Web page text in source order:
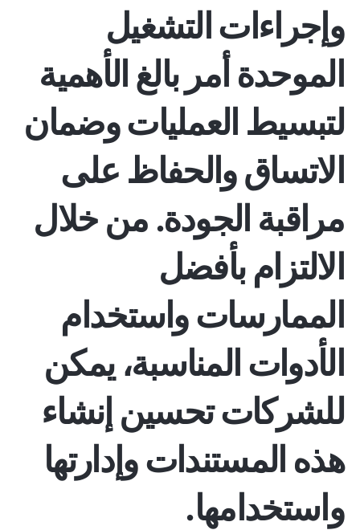
وإجراءات التشغيل
الموحدة أمر بالغ الأهمية
لتبسيط العمليات وضمان
الاتساق والحفاظ على
مراقبة الجودة. من خلال
الالتزام بأفضل
الممارسات واستخدام
الأدوات المناسبة، يمكن
للشركات تحسين إنشاء
هذه المستندات وإدارتها
واستخدامها.